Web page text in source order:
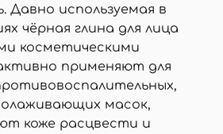
Давно используемая в
чёрная глина для лица
косметическими
применяют для
масок,
коже расцвести и